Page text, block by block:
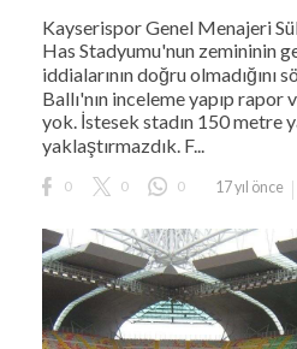
Kayserispor Genel Menajeri
Has Stadyumu'nun zemininin
iddialarının doğru olmadığını
Ballı'nın inceleme yapıp
yok. İstesek stadın 150 metre
yaklaştırmazdık. F...
0 0 0 17 yıl önce